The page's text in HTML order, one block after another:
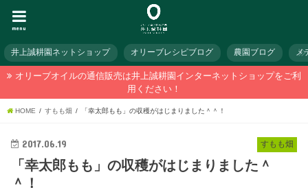
menu
井上誠耕園ネットショップ オリーブレシピブログ 農園ブログ メ
オリーブオイルの通信販売は井上誠耕園インターネットショップをご利
用ください！
HOME すもも畑 「幸太郎もも」の収穫がはじまりました＾＾！
すもも畑
2017.06.19
「幸太郎もも」の収穫がはじまりました＾
＾！